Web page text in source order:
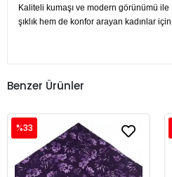
Kaliteli kumaşı ve modern görünümü
şıklık hem de konfor arayan kadınlar
Benzer Ürünler
%33